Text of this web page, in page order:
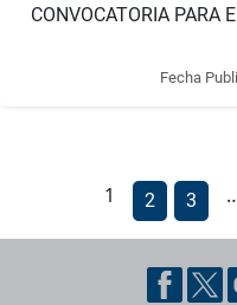
CONVOCATORIA PARA
Fecha
1 2 3
Pie de página con